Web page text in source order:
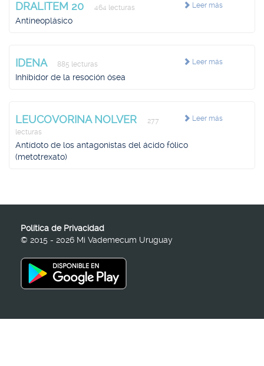
Leer más
DRALITEM 20 464 lecturas
Antineoplásico
Leer más
IDENA 885 lecturas
Inhibidor de la resoción ósea
Leer más
LEUCOVORINA NOLVER
277
lecturas
Antídoto de los antagonistas del ácido fólico
(metotrexato)
Política de Privacidad
© 2015 - 2026 Mi Vademecum Uruguay